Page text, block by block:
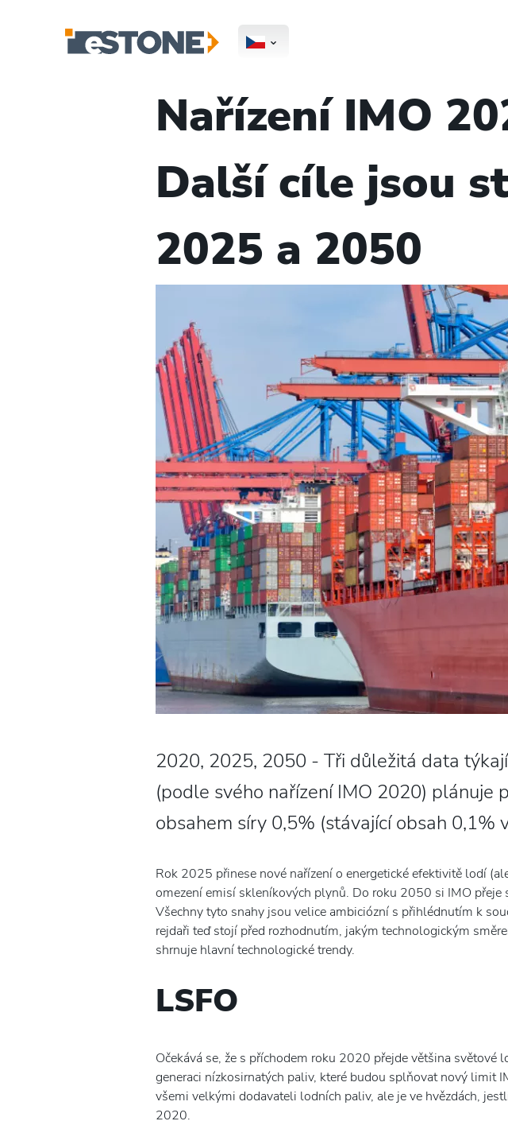
Nařízení IMO
Další cíle jsou
2025 a 2050
2020, 2025, 2050 - Tři důležitá data
(podle svého nařízení IMO 2020) plánuje
obsahem síry 0,5% (stávající obsah 0,1%
Rok 2025 přinese nové nařízení o energetické efektivitě lodí
omezení emisí skleníkových plynů. Do roku 2050 si IMO
Všechny tyto snahy jsou velice ambiciózní s přihlédnutím k
rejdaři teď stojí před rozhodnutím, jakým technologickým
shrnuje hlavní technologické trendy.
LSFO
Očekává se, že s příchodem roku 2020 přejde většina
generaci nízkosirnatých paliv, které budou splňovat nový limit
všemi velkými dodavateli lodních paliv, ale je ve hvězdách,
2020.